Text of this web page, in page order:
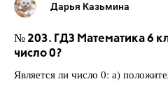
Дарья Казьмина
№ 203. ГДЗ Математика 6
число 0?
Является ли число 0: а)